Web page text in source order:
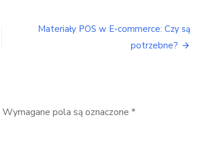
masaż
Materiały POS w E-commerce: Czy są
potrzebne?
Wymagane pola są oznaczone *